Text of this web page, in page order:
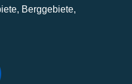
Berggebiete,